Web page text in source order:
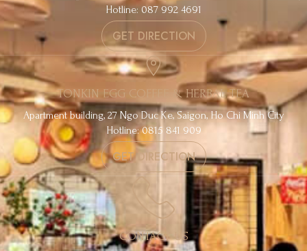
Hotline: 087 992 4691
GET DIRECTION
TONKIN EGG COFFEE & HERBAL TEA
Apartment building, 27 Ngo Duc Ke, Saigon, Ho Chi Minh City
Hotline: 0815 841 909
GET DIRECTION
CONTACT US